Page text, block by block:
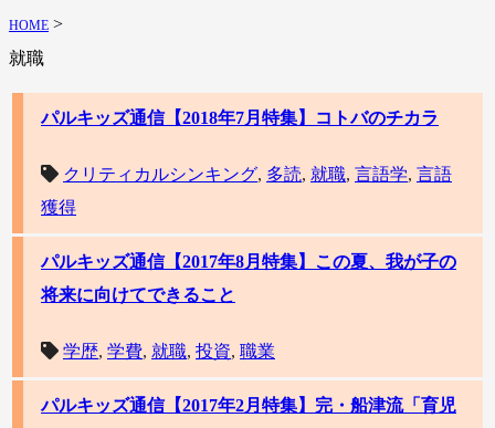
HOME >
就職
パルキッズ通信【2018年7月特集】コトバのチカラ
クリティカルシンキング, 多読, 就職, 言語学, 言語
獲得
パルキッズ通信【2017年8月特集】この夏、我が子の
将来に向けてできること
学歴, 学費, 就職, 投資, 職業
パルキッズ通信【2017年2月特集】完・船津流「育児